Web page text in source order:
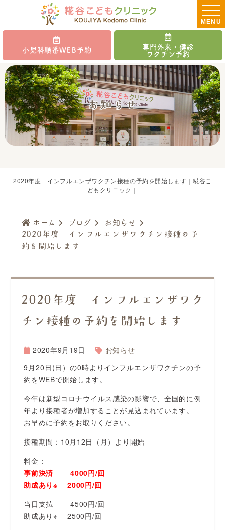
MENU
小児科順番WEB予約 専門外来・健診
ワクチン予約
お知らせ
2020年度 インフルエンザワクチン接種の予約を開始します｜糀谷こ
どもクリニック｜
ホーム ブログ お知らせ
2020年度 インフルエンザワクチン接種の予
約を開始します
2020年度 インフルエンザワク
チン接種の予約を開始します
2020年9月19日
お知らせ
9月20日(日）の0時よりインフルエンザワクチンの予
約をWEBで開始します。
今年は新型コロナウイルス感染の影響で、全国的に例
年より接種者が増加することが見込まれています。
お早めに予約をお取りください。
接種期間：10月12日（月）より開始
料金：
事前決済 4000円/回
助成あり※ 2000円/回
当日支払 4500円/回
助成あり※ 2500円/回